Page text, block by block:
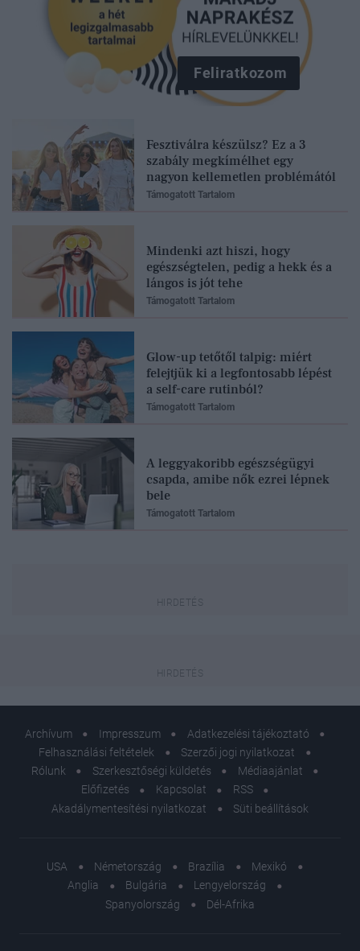
Feliratkozom
Fesztiválra készülsz? Ez a 3
szabály megkímélhet egy
nagyon kellemetlen problémától
Támogatott Tartalom
Mindenki azt hiszi, hogy
egészségtelen, pedig a hekk és a
lángos is jót tehe
Támogatott Tartalom
Glow-up tetőtől talpig: miért
felejtjük ki a legfontosabb lépést
a self-care rutinból?
Támogatott Tartalom
A leggyakoribb egészségügyi
csapda, amibe nők ezrei lépnek
bele
Támogatott Tartalom
Archívum Impresszum
Adatkezelési tájékoztató
Felhasználási feltételek
Szerzői jogi nyilatkozat
Rólunk
Szerkesztőségi küldetés
Médiaajánlat
Előfizetés
Kapcsolat
RSS
Akadálymentesítési nyilatkozat
Süti beállítások
USA Németország Brazília
Mexikó
Anglia
Bulgária
Lengyelország
Spanyolország
Dél-Afrika